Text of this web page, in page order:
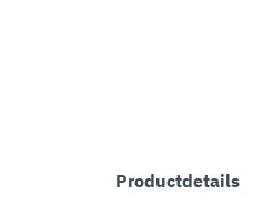
Productdetails